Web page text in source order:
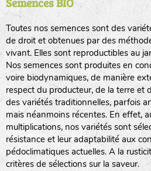
Toutes nos semences sont des
de droit et obtenues par des
vivant. Elles sont reproductibles au
Nos semences sont produites en
voire biodynamiques, de manière
respect du producteur, de la terre et
des variétés traditionnelles, parfois
mais néanmoins récentes. En effet,
multiplications, nos variétés sont
résistance et leur adaptabilité aux
pédoclimatiques actuelles. A la
critères de sélections sur la saveur.
haies
zone sauvage